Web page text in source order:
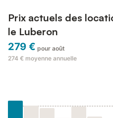
Prix actuels des
le Luberon
279 € pour août
274 € moyenne annuelle